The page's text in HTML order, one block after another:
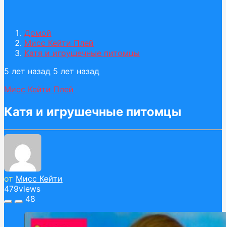
Домой
Мисс Кейти Плей
Катя и игрушечные питомцы
5 лет назад 5 лет назад
Мисс Кейти Плей
Катя и игрушечные питомцы
от Мисс Кейти
479views
48